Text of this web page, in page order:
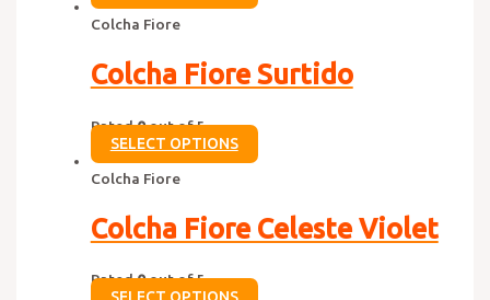
Colcha Fiore
Colcha Fiore Surtido
Rated0out of 5
SELECT OPTIONS
Colcha Fiore
Colcha Fiore Celeste Violet
Rated0out of 5